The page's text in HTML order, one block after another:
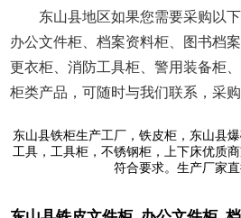
东山县地区如果您需要采购以下
办公文件柜、档案资料柜、图书档
更衣柜、消防工具柜、警用装备柜
柜类产品，可随时与我们联系，采购
东山县铁柜生产工厂，铁皮柜，东山县
工具，工具柜，不锈钢柜，上下床优质
符合要求。生产厂家直